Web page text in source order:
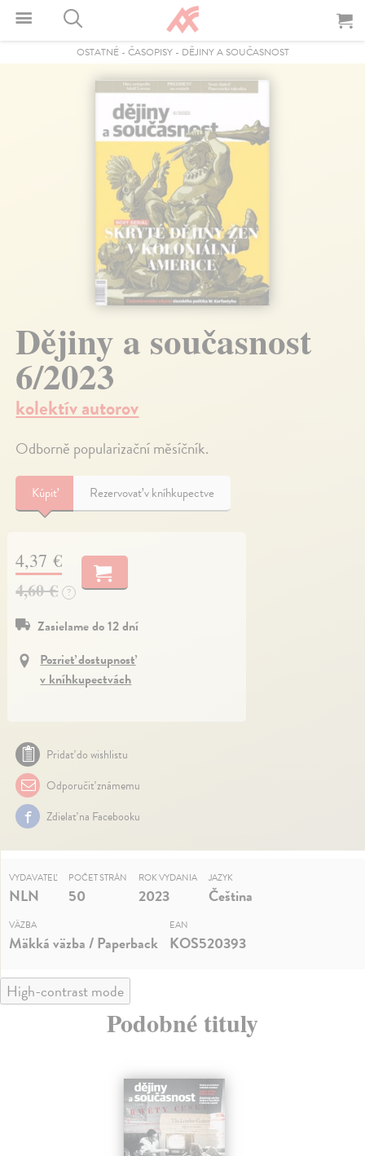
OSTATNÉ- ČASOPISY- DĚJINY A SOUČASNOST
Dějiny a současnost
6/2023
kolektív autorov
Odborně popularizační měsíčník.
Kúpiť Rezervovať v kníhkupectve
4,37 €
4,60 € ?
Zasielame do 12 dní
Pozrieť dostupnosť
v kníhkupectvách
Pridať do wishlistu
Odporučiť známemu
Zdielať na Facebooku
VYDAVATEĽ
NLN
POČET STRÁN
50
ROK VYDANIA
2023
JAZYK
Čeština
VÄZBA
Mäkká väzba / Paperback
EAN
KOS520393
High-contrast mode
Podobné tituly